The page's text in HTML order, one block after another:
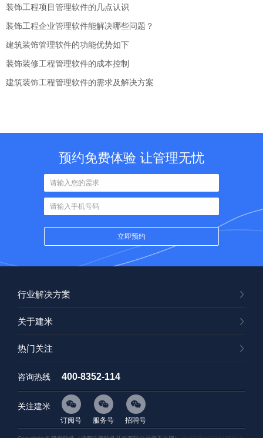
装饰工程项目管理软件的几点认识
装饰工程企业管理软件能解决哪些问题？
建筑装饰管理软件的功能优势如下
装饰装修工程管理软件的成本控制
建筑装饰工程管理软件的需求及解决方案
预约免费体验 让管理无忧
行业解决方案
关于建米
热门关注
咨询热线 400-8352-114
关注建米
订阅号 服务号 招聘号